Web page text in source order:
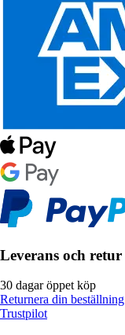
Leverans och retur
30 dagar öppet köp
Returnera din beställning
Trustpilot